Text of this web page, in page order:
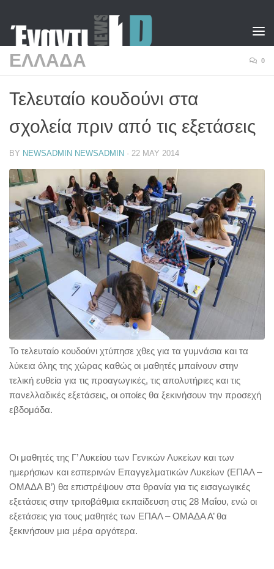
ΕΛΛΑΔΑ 0
Τελευταίο κουδούνι στα
σχολεία πριν από τις εξετάσεις
BY NEWSADMIN NEWSADMIN · 22 MAY 2014
Το τελευταίο κουδούνι χτύπησε χθες για τα γυμνάσια και τα
λύκεια όλης της χώρας καθώς οι μαθητές μπαίνουν στην
τελική ευθεία για τις προαγωγικές, τις απολυτήριες και τις
πανελλαδικές εξετάσεις, οι οποίες θα ξεκινήσουν την προσεχή
εβδομάδα.
Οι μαθητές της Γ’ Λυκείου των Γενικών Λυκείων και των
ημερήσιων και εσπερινών Επαγγελματικών Λυκείων (ΕΠΑΛ –
ΟΜΑΔΑ Β’) θα επιστρέψουν στα θρανία για τις εισαγωγικές
εξετάσεις στην τριτοβάθμια εκπαίδευση στις 28 Μαΐου, ενώ οι
εξετάσεις για τους μαθητές των ΕΠΑΛ – ΟΜΑΔΑ Α’ θα
ξεκινήσουν μια μέρα αργότερα.